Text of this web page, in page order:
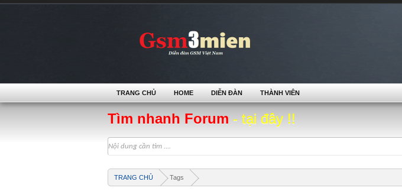
Tìm nhanh Forum - tại đây !!
TRANG CHỦ Tags
TRANG CHỦ HOME DIỄN ĐÀN THÀNH VIÊN